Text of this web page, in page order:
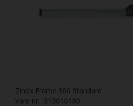
Zinox Frame 300 Standard
Vare nr. I313010180